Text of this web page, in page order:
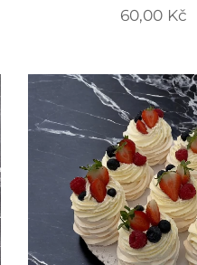
60,00Kč